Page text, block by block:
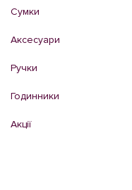
Сумки
Аксесуари
Ручки
Годинники
Акції